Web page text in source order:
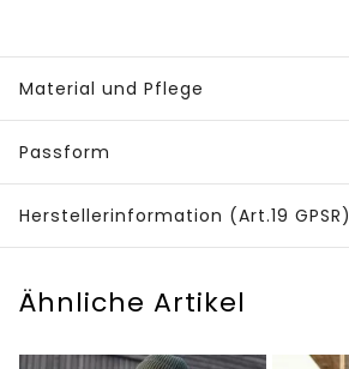
Material und Pflege
Passform
Herstellerinformation (Art.19 GPSR)
Ähnliche Artikel